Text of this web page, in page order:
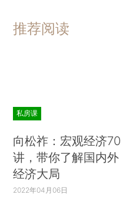
推荐阅读
私房课
向松祚：宏观经济70
讲，带你了解国内外
经济大局
2022年04月06日